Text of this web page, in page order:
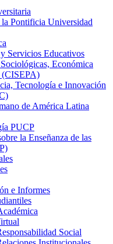
Pontificia Universidad
Servicios Educativos
Económica
(CISEPA)
Tecnología e Innovación
de América Latina
PUCP
la Enseñanza de las
e Informes
Social